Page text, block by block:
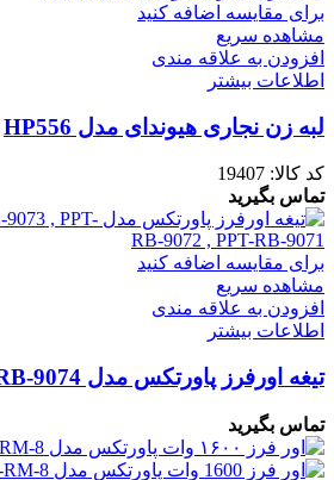
برای مقایسه اضافه کنید
مشاهده سریع
افزودن به علاقه مندی
اطلاعات بیشتر
لبه زن نجاری هیوندای مدل HP556
کد کالا: 19407
تماس بگیرید
برای مقایسه اضافه کنید
مشاهده سریع
افزودن به علاقه مندی
اطلاعات بیشتر
تیغه اورفرز پاورتکس مدل PPT-RB-9074
تماس بگیرید